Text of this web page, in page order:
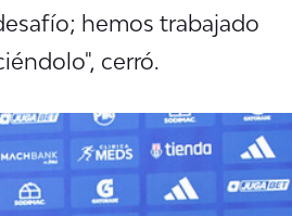
hemos trabajado
", cerró.